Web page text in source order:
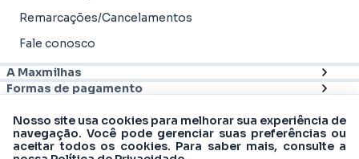
Nosso site usa cookies para melhorar sua experiência de
navegação. Você pode gerenciar suas preferências ou
aceitar todos os cookies. Para saber mais, consulte a
Remarcações/Cancelamentos
Fale conosco
A Maxmilhas
Formas de pagamento